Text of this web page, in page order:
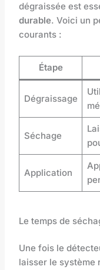
dégraissée est
durable. Voici un
courants :
Étape
Dégraissage
Séchage
Application
Le temps de
Une fois le
laisser le système